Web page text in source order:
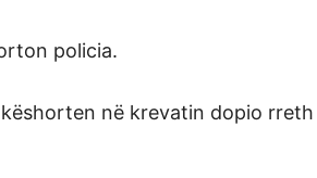
policia.
në krevatin dopio